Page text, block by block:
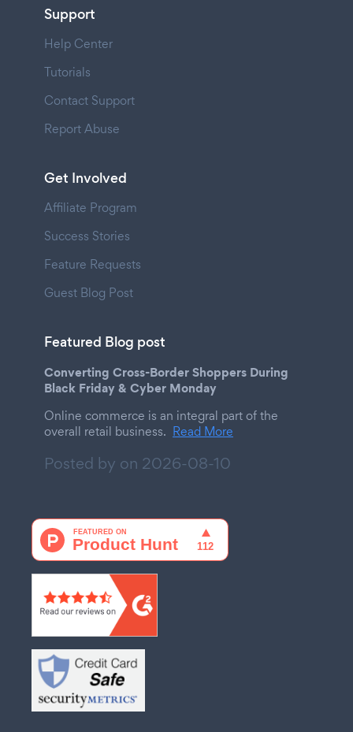
Support
Help Center
Tutorials
Contact Support
Report Abuse
Get Involved
Affiliate Program
Success Stories
Feature Requests
Guest Blog Post
Featured Blog post
Converting Cross-Border Shoppers During
Black Friday & Cyber Monday
Online commerce is an integral part of the
overall retail business. Read More
Posted by on 2026-08-10